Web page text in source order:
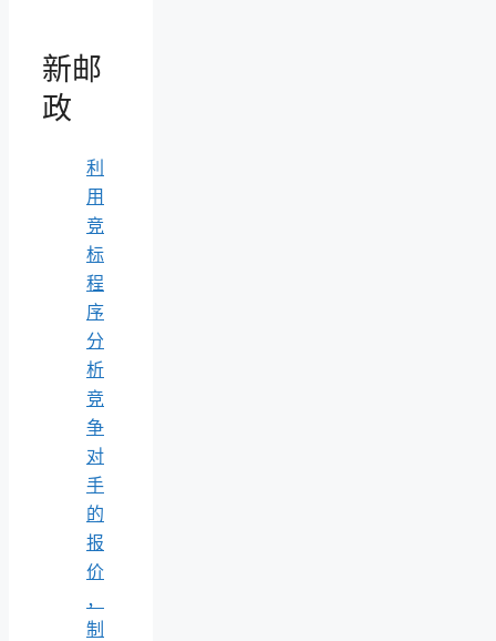
新邮
政
利
用
竞
标
程
序
分
析
竞
争
对
手
的
报
价
，
制